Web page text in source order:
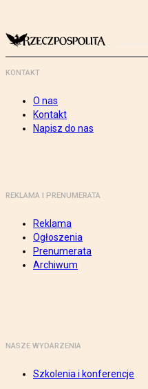
KONTAKT
O nas
Kontakt
Napisz do nas
REKLAMA I PRENUMERATA
Reklama
Ogłoszenia
Prenumerata
Archiwum
NASZE WYDARZENIA
Szkolenia i konferencje